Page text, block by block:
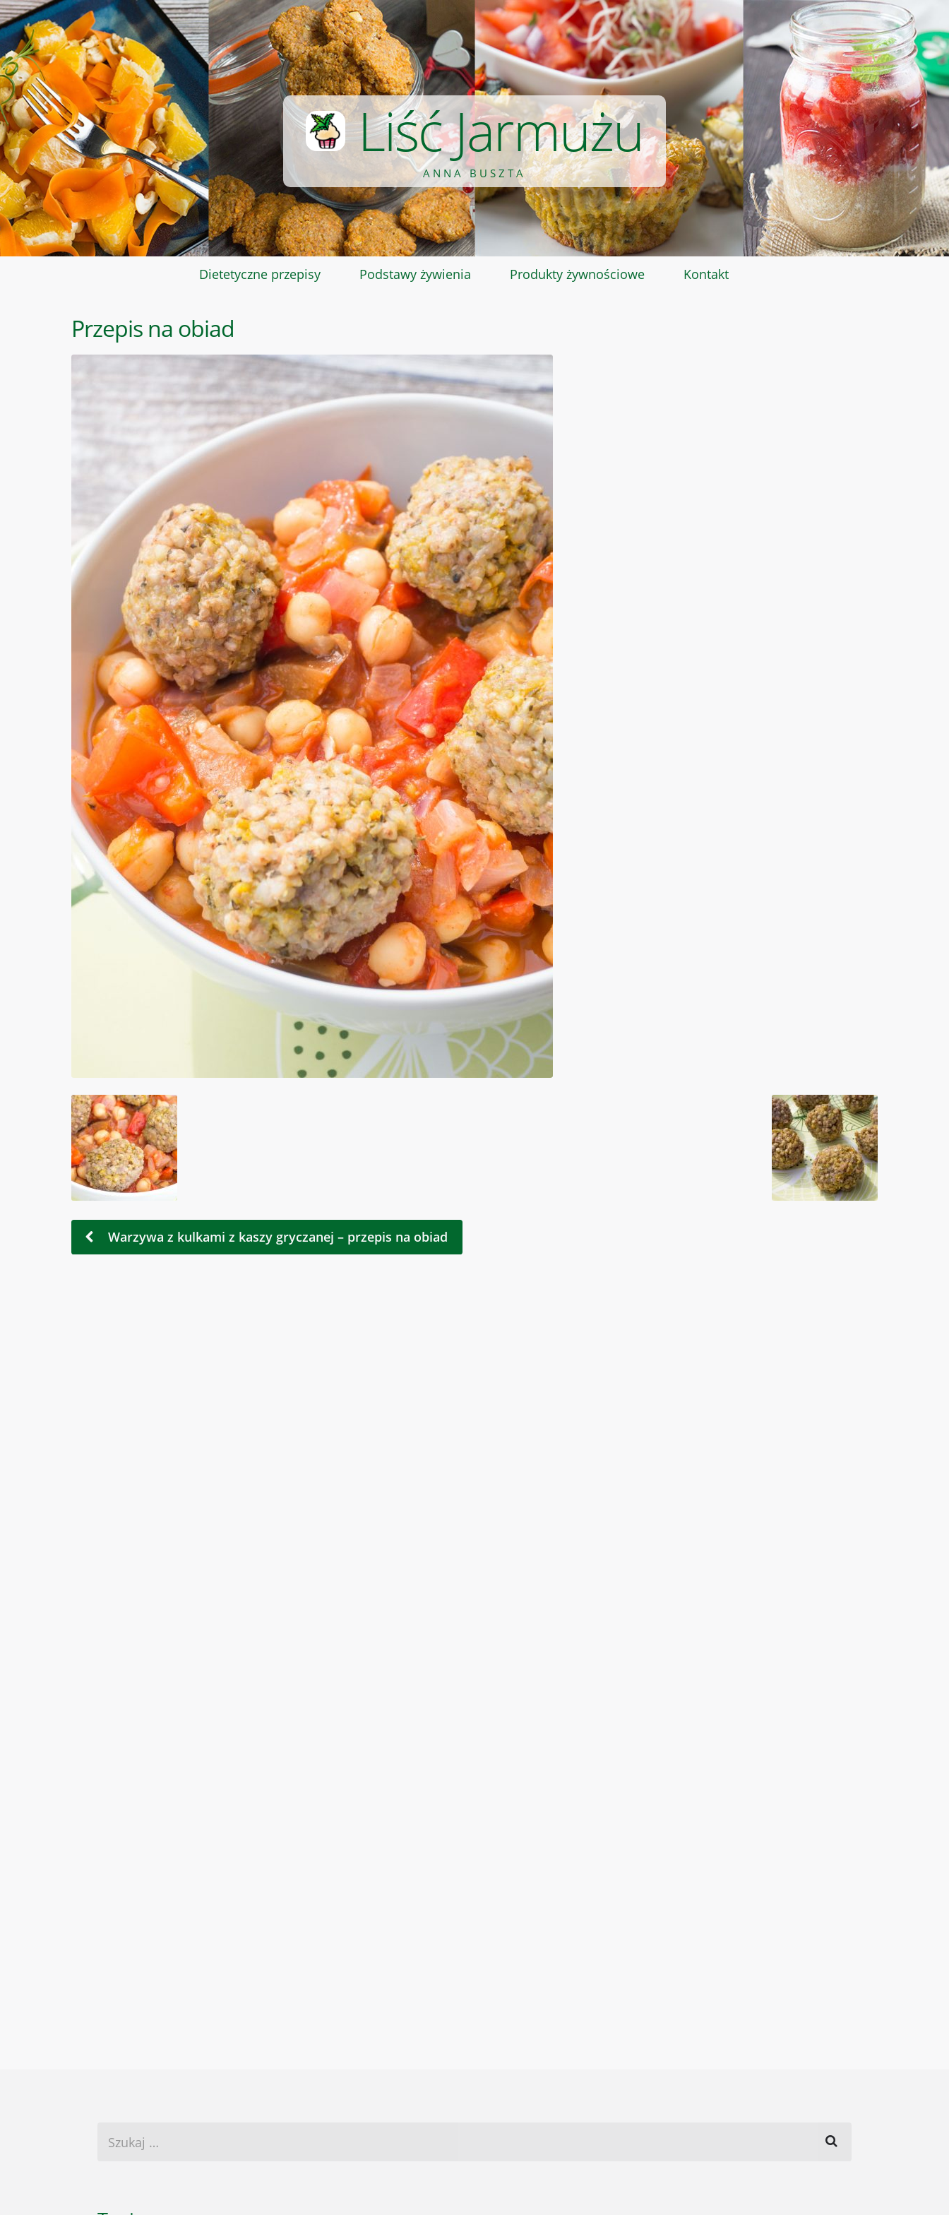
Liść Jarmużu
ANNA BUSZTA
Dietetyczne przepisy Podstawy żywienia Produkty żywnościowe Kontakt
Przepis na obiad
Warzywa z kulkami z kaszy gryczanej – przepis na obiad